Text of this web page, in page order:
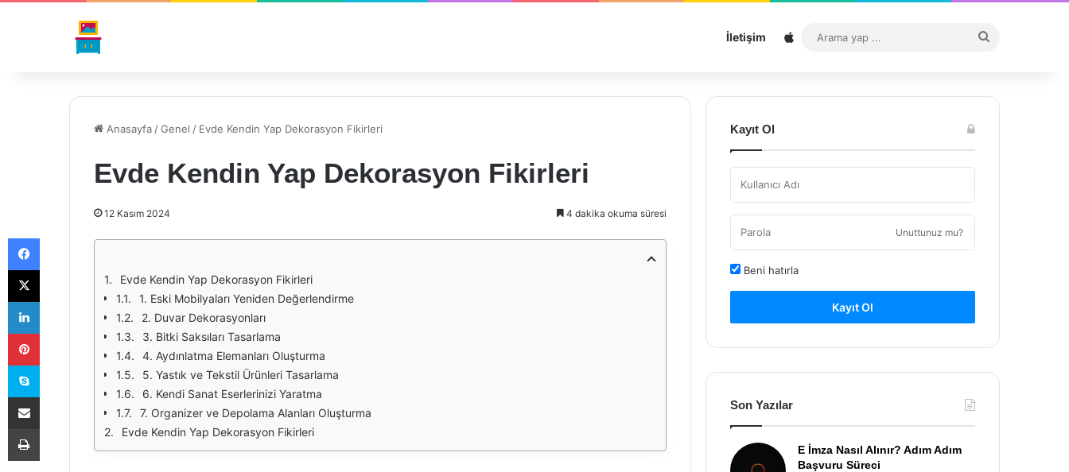
İletişim Sitemap
...
Anasayfa /Genel / Evde Kendin Yap Dekorasyon Fikirleri
Evde Kendin Yap Dekorasyon Fikirleri
12 Kasım 2024 4 dakika okuma süresi
Evde Kendin Yap Dekorasyon Fikirleri
1. Eski Mobilyaları Yeniden Değerlendirme
2. Duvar Dekorasyonları
3. Bitki Saksıları Tasarlama
4. Aydınlatma Elemanları Oluşturma
5. Yastık ve Tekstil Ürünleri Tasarlama
6. Kendi Sanat Eserlerinizi Yaratma
7. Organizer ve Depolama Alanları Oluşturma
Evde Kendin Yap Dekorasyon Fikirleri
Kayıt Ol
Unuttunuz mu?
Beni hatırla
Kayıt Ol
Son Yazılar
E İmza Nasıl Alınır? Adım Adım
Başvuru Süreci
Facebook
X
LinkedIn
Pinterest
Skype
E-Posta ile paylaş